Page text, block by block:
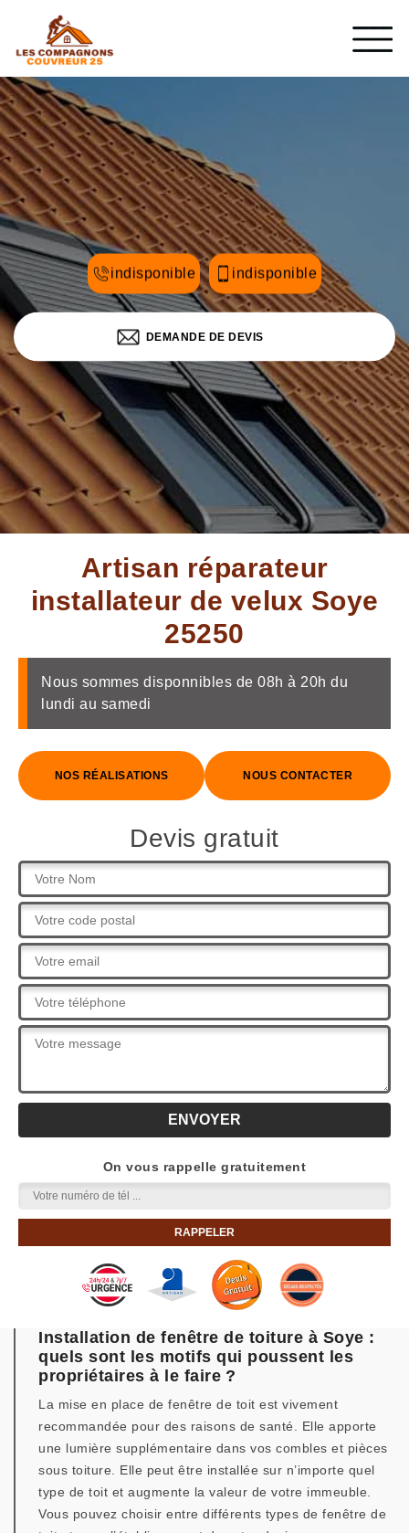
indisponible indisponible
DEMANDE DE DEVIS
Artisan réparateur
installateur de velux Soye
25250
Nous sommes disponnibles de 08h à 20h du
lundi au samedi
NOS RÉALISATIONS NOUS CONTACTER
Devis gratuit
On vous rappelle gratuitement
Installation de fenêtre de toiture à Soye :
quels sont les motifs qui poussent les
propriétaires à le faire ?
La mise en place de fenêtre de toit est vivement
recommandée pour des raisons de santé. Elle apporte
une lumière supplémentaire dans vos combles et pièces
sous toiture. Elle peut être installée sur n’importe quel
type de toit et augmente la valeur de votre immeuble.
Vous pouvez choisir entre différents types de fenêtre de